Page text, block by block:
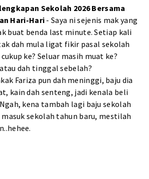
Sekolah 2026 Bersama
Hari-Hari- Saya ni sejenis mak yang
buat benda last minute. Setiap kali
dah mula ligat fikir pasal sekolah
ke? Seluar masih muat ke?
dah tinggal sebelah?
Fariza pun dah meninggi, baju dia
kain dah senteng, jadi kenala beli
kena tambah lagi baju sekolah
sekolah tahun baru, mestilah